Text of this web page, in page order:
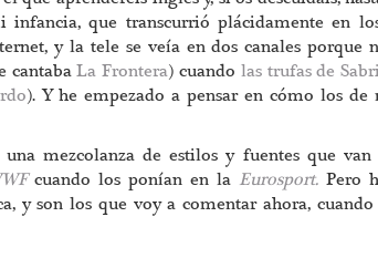
que transcurrió plácidamente en
y la tele se veía en dos canales porque
cantabaLa Frontera) cuando las trufas de
). Y he empezado a pensar en cómo los
mezcolanza de estilos y fuentes que
cuando los ponían en la Eurosport. Pero
y son los que voy a comentar ahora, cuando